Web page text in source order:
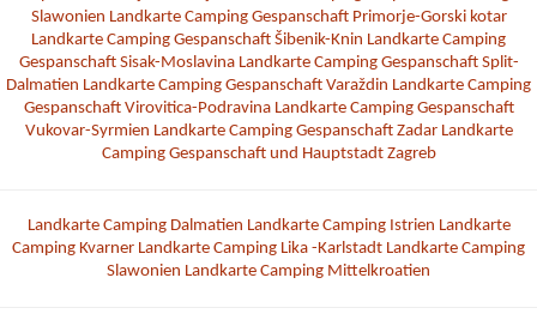
Slawonien Landkarte Camping Gespanschaft Primorje-Gorski kotar
Landkarte Camping Gespanschaft Šibenik-Knin Landkarte Camping
Gespanschaft Sisak-Moslavina Landkarte Camping Gespanschaft Split-
Dalmatien Landkarte Camping Gespanschaft Varaždin Landkarte Camping
Gespanschaft Virovitica-Podravina Landkarte Camping Gespanschaft
Vukovar-Syrmien Landkarte Camping Gespanschaft Zadar Landkarte
Camping Gespanschaft und Hauptstadt Zagreb
Landkarte Camping Dalmatien Landkarte Camping Istrien Landkarte
Camping Kvarner Landkarte Camping Lika -Karlstadt Landkarte Camping
Slawonien Landkarte Camping Mittelkroatien